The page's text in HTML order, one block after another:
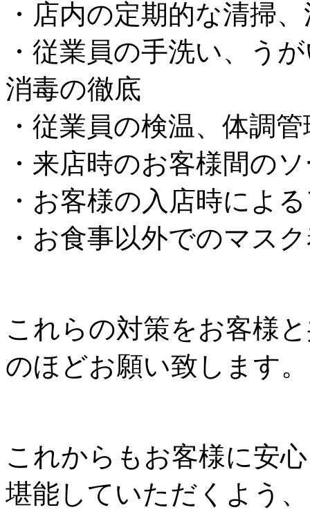
・店内の定期的な清掃
・従業員の手洗い、う
消毒の徹底
・従業員の検温、体調
・来店時のお客様間の
・お客様の入店時によ
・お食事以外でのマス
これらの対策をお客様
のほどお願い致します。
これからもお客様に安
堪能していただくよう